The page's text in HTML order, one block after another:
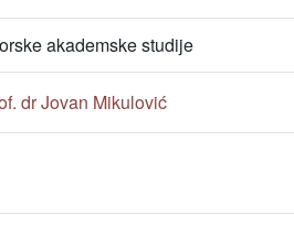
akademske studije
dr Jovan Mikulović